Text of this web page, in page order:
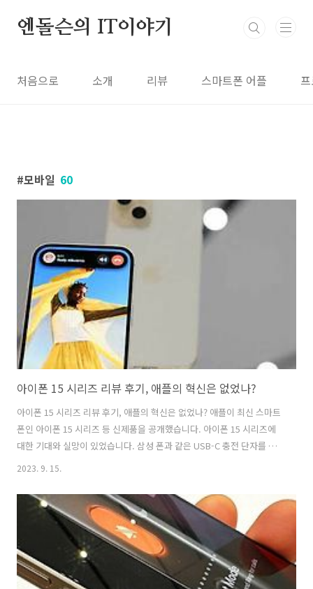
엔돌슨의 IT이야기
처음으로 소개 리뷰 스마트폰 어플
모바일 60
아이폰 15 시리즈 리뷰 후기, 애플의 혁신은 없었나?
아이폰 15 시리즈 리뷰 후기, 애플의 혁신은 없었나? 애플이 최신 스마트
폰인 아이폰 15 시리즈 등 신제품을 공개했습니다. 아이폰 15 시리즈에
대한 기대와 실망이 있었습니다. 삼성 폰과 같은 USB-C 충전 단자를 적
용하고 램 용량도 늘렸으며, 티타늄 소재를 활용하여 무게는 줄이고 디자
대한 평가가 갈렸고, 혁신에 대한 논란이 불거졌습니다. 아이폰 15 프로
모델 아이폰 15 플러스/일반 모델 애플은 아이폰 15 시리즈를 4가지 모
델로 구성하여 공개했습니다. 가장 주목받는 것은 가격입니다. 기존 모델
과 같은 수준의 가격을 유지한 것은 아마도 애플의 혁신 중에 하나일까
요? 우수개소리가 있을 정도였습니다. 그러나 몇몇 네티즌은 성능과 디..
2023. 9. 15.